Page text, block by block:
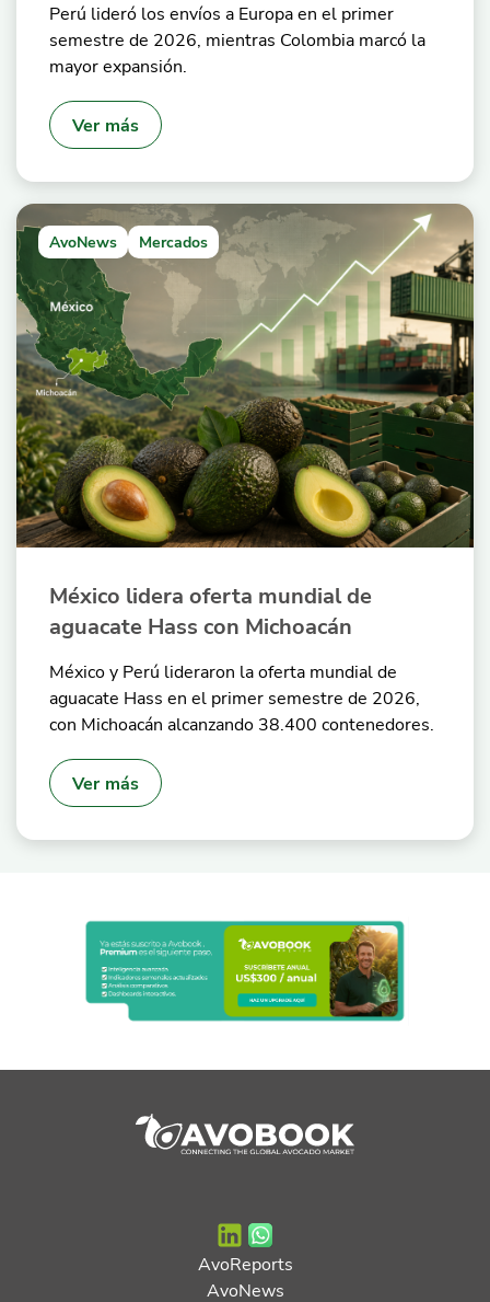
Perú lideró los envíos a Europa en el primer
semestre de 2026, mientras Colombia marcó la
mayor expansión.
Ver más
AvoNews Mercados
México lidera oferta mundial de
aguacate Hass con Michoacán
México y Perú lideraron la oferta mundial de
aguacate Hass en el primer semestre de 2026,
con Michoacán alcanzando 38.400 contenedores.
Ver más
AvoReports
AvoNews